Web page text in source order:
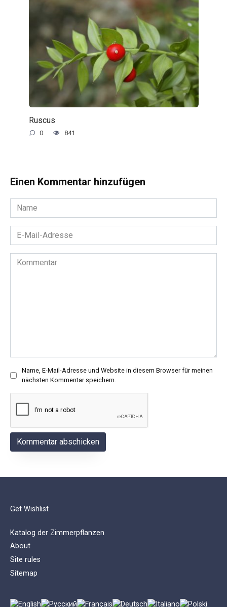
Ruscus
0 841
Einen Kommentar hinzufügen
Name
*
Mail-
Adresse
Kommentar
Name, E-Mail-Adresse und Website in diesem Browser für meinen
nächsten Kommentar speichern.
Get Wishlist
Katalog der Zimmerpflanzen
About
Site rules
Sitemap